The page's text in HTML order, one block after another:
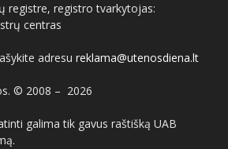
registre, registro tvarkytojas:
centras
adresu reklama@utenosdiena.lt
© 2008 – 2026
galima tik gavus raštišką UAB